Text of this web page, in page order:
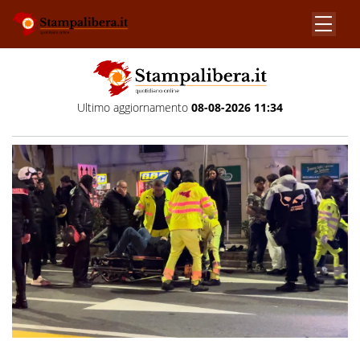
Ultimo aggiornamento 08-08-2026 11:34